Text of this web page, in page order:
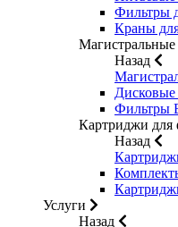
Фильтры
Краны
Назад
Фильтры
Картриджи для
Назад
Услуги
Назад